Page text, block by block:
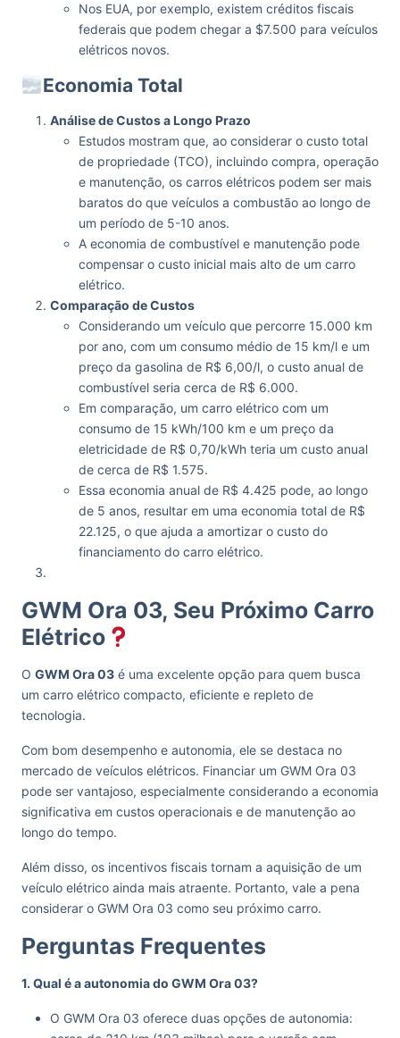
Nos EUA, por exemplo, existem créditos fiscais
federais que podem chegar a $7.500 para veículos
elétricos novos.
Economia Total
Análise de Custos a Longo Prazo
Estudos mostram que, ao considerar o custo total
de propriedade (TCO), incluindo compra, operação
e manutenção, os carros elétricos podem ser mais
baratos do que veículos a combustão ao longo de
um período de 5-10 anos.
A economia de combustível e manutenção pode
compensar o custo inicial mais alto de um carro
elétrico.
Comparação de Custos
Considerando um veículo que percorre 15.000 km
por ano, com um consumo médio de 15 km/l e um
preço da gasolina de R$ 6,00/l, o custo anual de
combustível seria cerca de R$ 6.000.
Em comparação, um carro elétrico com um
consumo de 15 kWh/100 km e um preço da
eletricidade de R$ 0,70/kWh teria um custo anual
de cerca de R$ 1.575.
Essa economia anual de R$ 4.425 pode, ao longo
de 5 anos, resultar em uma economia total de R$
22.125, o que ajuda a amortizar o custo do
financiamento do carro elétrico.
GWM Ora 03, Seu Próximo Carro
Elétrico
O GWM Ora 03 é uma excelente opção para quem busca
um carro elétrico compacto, eficiente e repleto de
tecnologia.
Com bom desempenho e autonomia, ele se destaca no
mercado de veículos elétricos. Financiar um GWM Ora 03
pode ser vantajoso, especialmente considerando a economia
significativa em custos operacionais e de manutenção ao
longo do tempo.
Além disso, os incentivos fiscais tornam a aquisição de um
veículo elétrico ainda mais atraente. Portanto, vale a pena
considerar o GWM Ora 03 como seu próximo carro.
Perguntas Frequentes
1. Qual é a autonomia do GWM Ora 03?
O GWM Ora 03 oferece duas opções de autonomia: